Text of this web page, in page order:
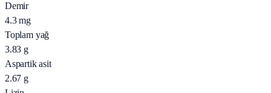
Demir
4.3 mg
Toplam yağ
3.83 g
Aspartik asit
2.67 g